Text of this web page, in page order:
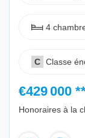
4
C Classe
€429 000
Honoraires à la